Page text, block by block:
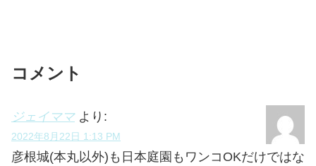
コメント
ジェイママ より:
2022年8月22日 1:13 PM
彦根城(本丸以外)も日本庭園もワンコOKだけではな